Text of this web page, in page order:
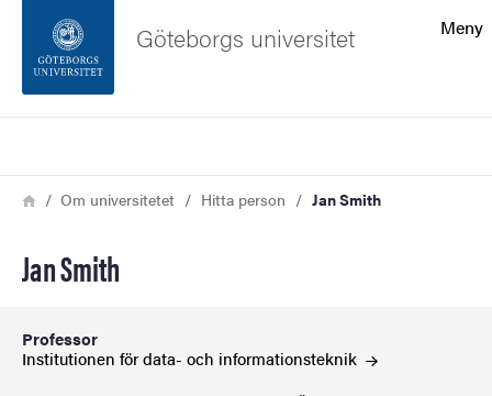
Sidfoten
Meny
Göteborgs universitet
Länkstig
HemOm universitetet Hitta person Jan Smith
Jan Smith
Professor
Institutionen för data- och informationsteknik